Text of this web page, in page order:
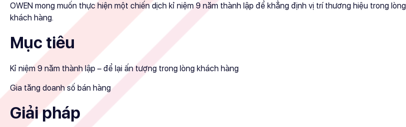
OWEN mong muốn thực hiện một chiến dịch kỉ niệm 9 năm thành lập để khẳng định vị trí thương hiệu trong lòng
khách hàng.
Mục tiêu
Kỉ niệm 9 năm thành lập – để lại ấn tượng trong lòng khách hàng
Gia tăng doanh số bán hàng
Giải pháp